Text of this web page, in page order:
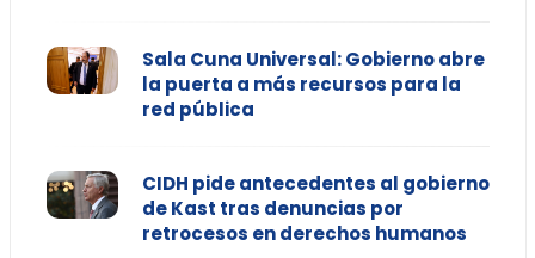
Sala Cuna Universal: Gobierno abre
la puerta a más recursos para la
red pública
CIDH pide antecedentes al gobierno
de Kast tras denuncias por
retrocesos en derechos humanos